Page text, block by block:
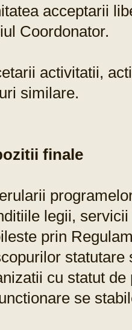
acceptarii
Coordonator.
activitatii,
similare.
finale
legii,
prin
cu statut
se